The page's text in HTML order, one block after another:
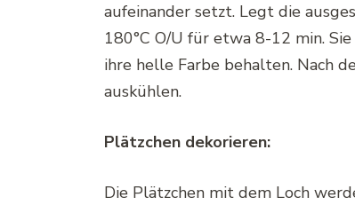
aufeinander setzt. Legt die
180°C O/U für etwa 8-12 min.
ihre helle Farbe behalten. Nach
auskühlen.
Plätzchen dekorieren:
Die Plätzchen mit dem Loch